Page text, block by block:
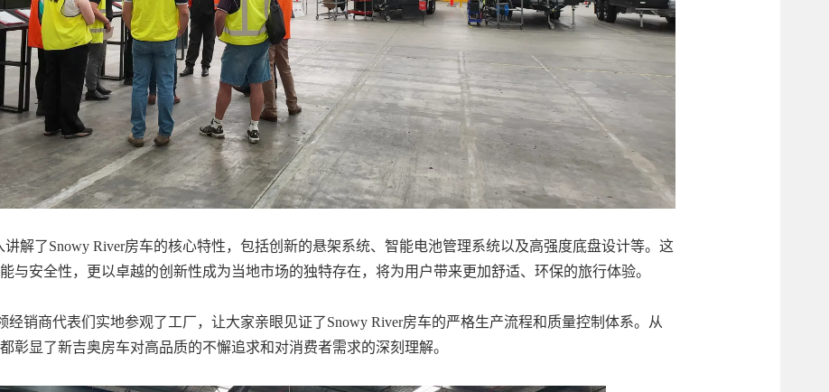
讲解了Snowy River房车的核心特性，包括创新的悬架系统、智能电池管理系统以及高强度底盘设计等。这
与安全性，更以卓越的创新性成为当地市场的独特存在，将为用户带来更加舒适、环保的旅行体验。
经销商代表们实地参观了工厂，让大家亲眼见证了Snowy River房车的严格生产流程和质量控制体系。从
彰显了新吉奥房车对高品质的不懈追求和对消费者需求的深刻理解。